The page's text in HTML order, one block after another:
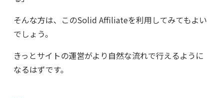
そんな方は、このSolid Affiliateを利用してみてもよい
でしょう。
きっとサイトの運営がより自然な流れで行えるように
なるはずです。